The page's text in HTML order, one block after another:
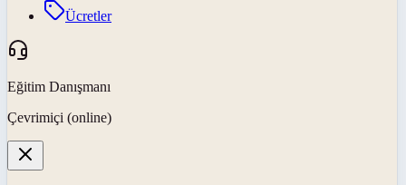
Ücretler
Eğitim Danışmanı
Çevrimiçi (online)